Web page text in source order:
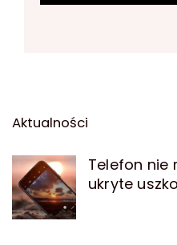
Aktualności
Telefon nie
ukryte